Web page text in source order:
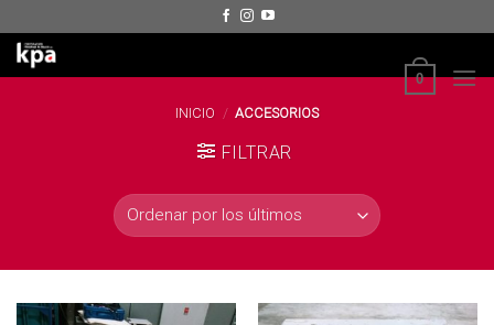
to
content
0
INICIO / ACCESORIOS
FILTRAR